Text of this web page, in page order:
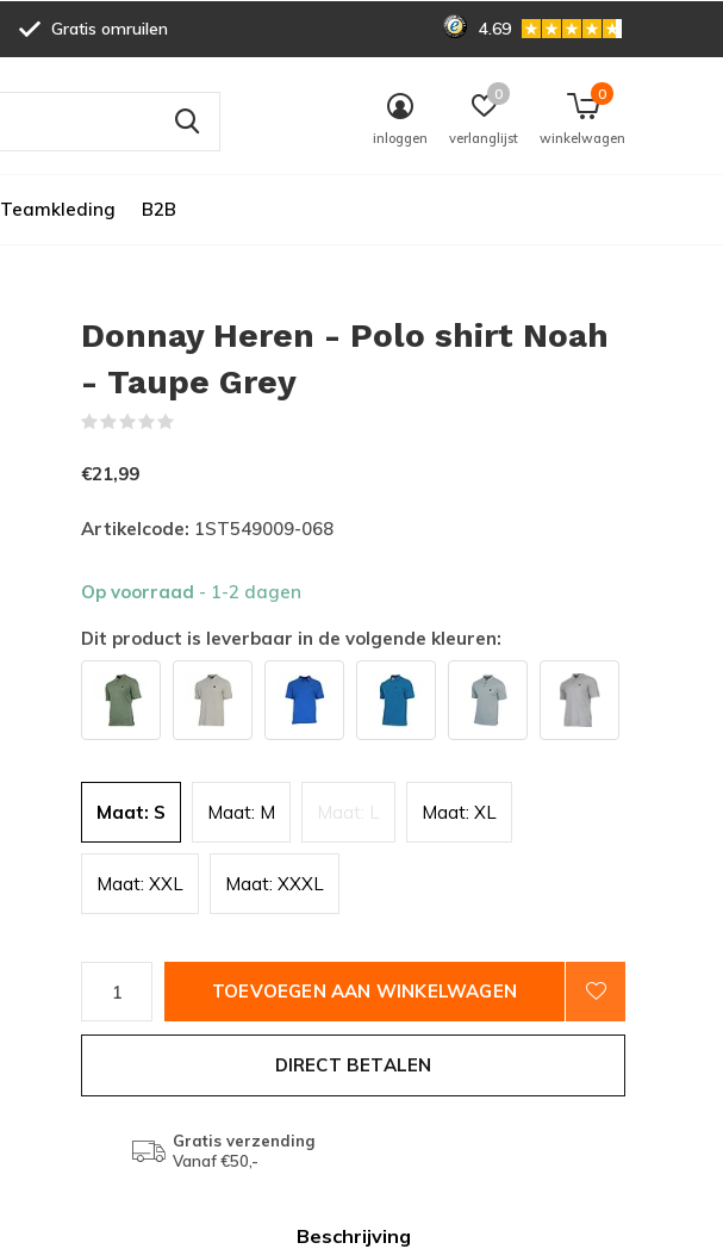
Teamkleding B2B
inloggen verlanglijst
0
winkelwagen
0
Gratis omruilen 4.69
Donnay Heren - Polo shirt Noah
- Taupe Grey
€21,99
Artikelcode: 1ST549009-068
Op voorraad - 1-2 dagen
Dit product is leverbaar in de volgende kleuren:
Maat: S Maat: M Maat: L Maat: XL
Maat: XXL Maat: XXXL
TOEVOEGEN AAN WINKELWAGEN
DIRECT BETALEN
Gratis verzending
Vanaf €50,-
Beschrijving